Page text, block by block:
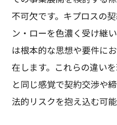
不可欠です。キプロスの
ン・ローを色濃く受け継
は根本的な思想や要件に
在します。これらの違い
と同じ感覚で契約交渉や
法的リスクを抱え込む可